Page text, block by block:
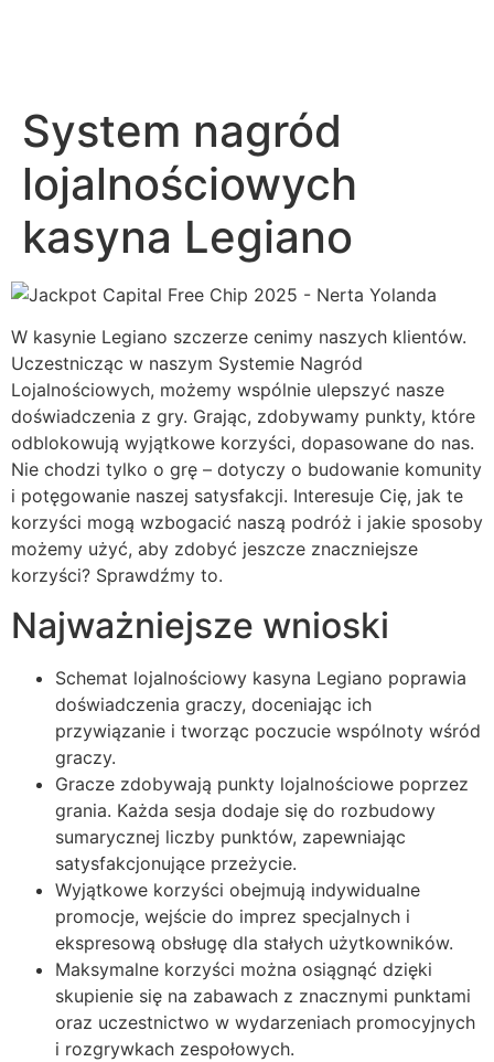
System nagród
lojalnościowych
kasyna Legiano
W kasynie Legiano szczerze cenimy naszych klientów.
Uczestnicząc w naszym Systemie Nagród
Lojalnościowych, możemy wspólnie ulepszyć nasze
doświadczenia z gry. Grając, zdobywamy punkty, które
odblokowują wyjątkowe korzyści, dopasowane do nas.
Nie chodzi tylko o grę – dotyczy o budowanie komunity
i potęgowanie naszej satysfakcji. Interesuje Cię, jak te
korzyści mogą wzbogacić naszą podróż i jakie sposoby
możemy użyć, aby zdobyć jeszcze znaczniejsze
korzyści? Sprawdźmy to.
Najważniejsze wnioski
Schemat lojalnościowy kasyna Legiano poprawia
doświadczenia graczy, doceniając ich
przywiązanie i tworząc poczucie wspólnoty wśród
graczy.
Gracze zdobywają punkty lojalnościowe poprzez
grania. Każda sesja dodaje się do rozbudowy
sumarycznej liczby punktów, zapewniając
satysfakcjonujące przeżycie.
Wyjątkowe korzyści obejmują indywidualne
promocje, wejście do imprez specjalnych i
ekspresową obsługę dla stałych użytkowników.
Maksymalne korzyści można osiągnąć dzięki
skupienie się na zabawach z znacznymi punktami
oraz uczestnictwo w wydarzeniach promocyjnych
i rozgrywkach zespołowych.